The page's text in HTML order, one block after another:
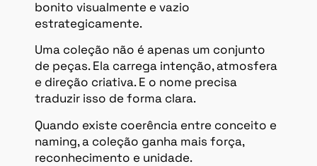
bonito visualmente e vazio
estrategicamente.
Uma coleção não é apenas um conjunto
de peças. Ela carrega intenção, atmosfera
e direção criativa. E o nome precisa
traduzir isso de forma clara.
Quando existe coerência entre conceito e
naming, a coleção ganha mais força,
reconhecimento e unidade.